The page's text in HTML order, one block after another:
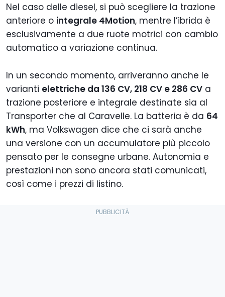
Nel caso delle diesel, si può scegliere la trazione
anteriore o integrale 4Motion, mentre l’ibrida è
esclusivamente a due ruote motrici con cambio
automatico a variazione continua.
In un secondo momento, arriveranno anche le
varianti elettriche da 136 CV, 218 CV e 286 CV a
trazione posteriore e integrale destinate sia al
Transporter che al Caravelle. La batteria è da 64
kWh, ma Volkswagen dice che ci sarà anche
una versione con un accumulatore più piccolo
pensato per le consegne urbane. Autonomia e
prestazioni non sono ancora stati comunicati,
così come i prezzi di listino.